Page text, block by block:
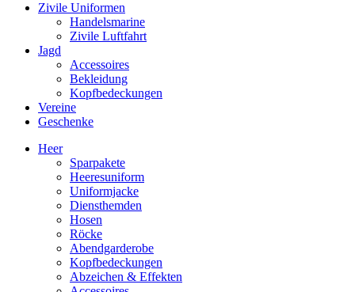
Zivile Uniformen
Handelsmarine
Zivile Luftfahrt
Jagd
Accessoires
Bekleidung
Kopfbedeckungen
Vereine
Geschenke
Heer
Sparpakete
Heeresuniform
Uniformjacke
Diensthemden
Hosen
Röcke
Abendgarderobe
Kopfbedeckungen
Abzeichen & Effekten